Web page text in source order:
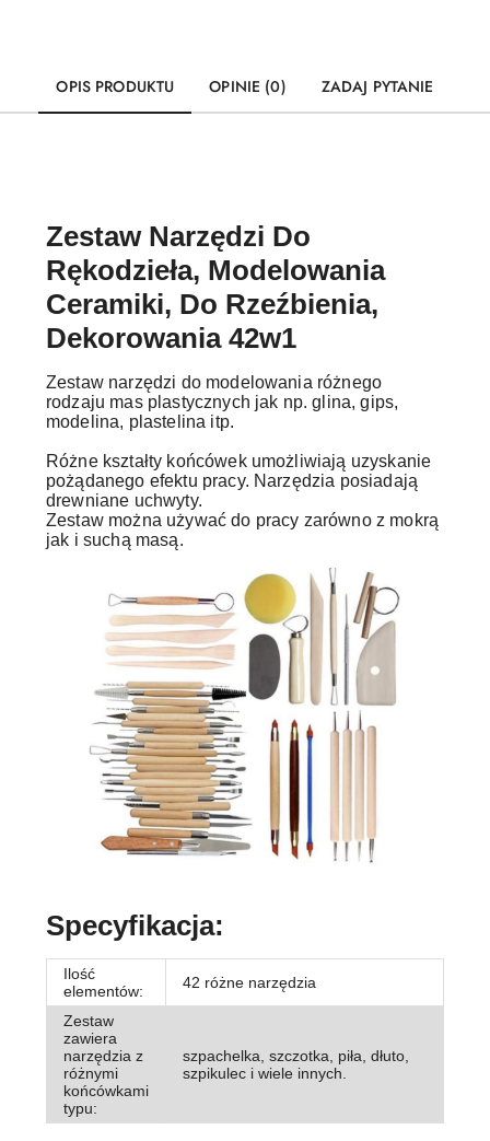
OPIS PRODUKTU OPINIE (0) ZADAJ PYTANIE
Zestaw Narzędzi Do
Rękodzieła, Modelowania
Ceramiki, Do Rzeźbienia,
Dekorowania 42w1
Zestaw narzędzi do modelowania różnego
rodzaju mas plastycznych jak np. glina, gips,
modelina, plastelina itp.
Różne kształty końcówek umożliwiają uzyskanie
pożądanego efektu pracy. Narzędzia posiadają
drewniane uchwyty.
Zestaw można używać do pracy zarówno z mokrą
jak i suchą masą.
Specyfikacja:
Ilość
elementów:
42 różne narzędzia
Zestaw
zawiera
narzędzia z
różnymi
końcówkami
typu:
szpachelka, szczotka, piła, dłuto,
szpikulec i wiele innych.